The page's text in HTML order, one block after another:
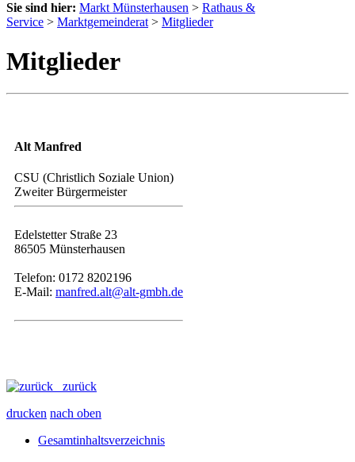
Sie sind hier: Markt Münsterhausen > Rathaus &
Service > Marktgemeinderat > Mitglieder
Mitglieder
Alt Manfred
CSU (Christlich Soziale Union)
Zweiter Bürgermeister
Edelstetter Straße 23
86505 Münsterhausen
Telefon: 0172 8202196
E-Mail: manfred.alt@alt-gmbh.de
zurück
drucken nach oben
Gesamtinhaltsverzeichnis